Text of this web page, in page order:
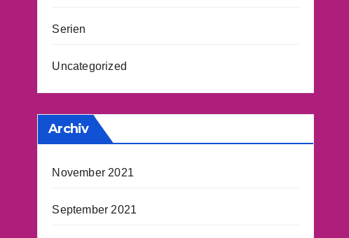
Serien
Uncategorized
Archiv
November 2021
September 2021